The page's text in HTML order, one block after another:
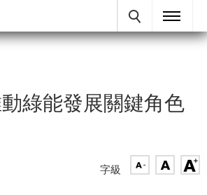
綠能發展關鍵角色
字級